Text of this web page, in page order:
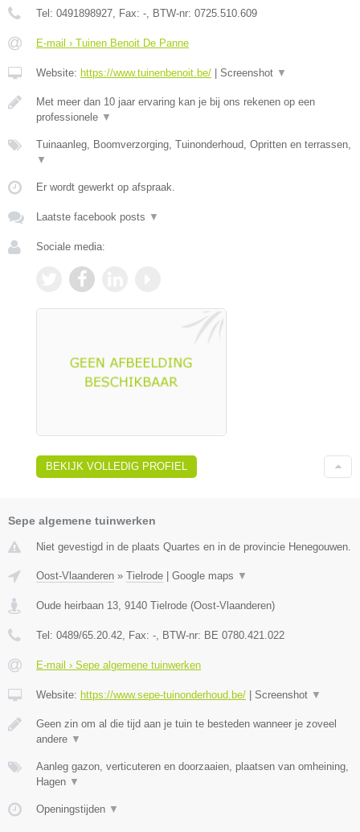
Tel: 0491898927, Fax: -, BTW-nr: 0725.510.609
E-mail › Tuinen Benoit De Panne
Website: https://www.tuinenbenoit.be/ Screenshot ▼
Met meer dan 10 jaar ervaring kan je bij ons rekenen op een
professionele ▼
Tuinaanleg, Boomverzorging, Tuinonderhoud, Opritten en terrassen,
▼
Er wordt gewerkt op afspraak.
Laatste facebook posts ▼
Sociale media:
BEKIJK VOLLEDIG PROFIEL
Sepe algemene tuinwerken
Niet gevestigd in de plaats Quartes en in de provincie Henegouwen.
Oost-Vlaanderen » Tielrode Google maps ▼
Oude heirbaan 13, 9140 Tielrode (Oost-Vlaanderen)
Tel: 0489/65.20.42, Fax: -, BTW-nr: BE 0780.421.022
E-mail › Sepe algemene tuinwerken
Website: https://www.sepe-tuinonderhoud.be/ Screenshot ▼
Geen zin om al die tijd aan je tuin te besteden wanneer je zoveel
andere ▼
Aanleg gazon, verticuteren en doorzaaien, plaatsen van omheining,
Hagen ▼
Openingstijden ▼